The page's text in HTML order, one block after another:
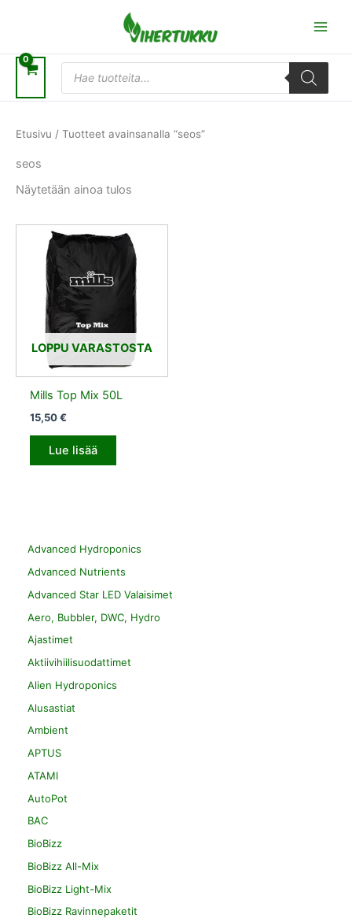
Products
search
Advanced Hydroponics
Advanced Nutrients
Advanced Star LED Valaisimet
Aero, Bubbler, DWC, Hydro
Ajastimet
Aktiivihiilisuodattimet
Alien Hydroponics
Alusastiat
Ambient
APTUS
ATAMI
AutoPot
BAC
BioBizz
BioBizz All-Mix
BioBizz Light-Mix
BioBizz Ravinnepaketit
Etusivu / Tuotteet avainsanalla “seos”
seos
Näytetään ainoa tulos
LOPPU VARASTOSTA
Mills Top Mix 50L
15,50€
Lue lisää